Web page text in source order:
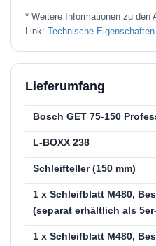
* Weitere Informationen zu den
Link: Technische
Lieferumfang
Bosch GET 75-150
L-BOXX 238
Schleifteller (150 mm)
1 x Schleifblatt M480,
(separat erhältlich als
1 x Schleifblatt M480,